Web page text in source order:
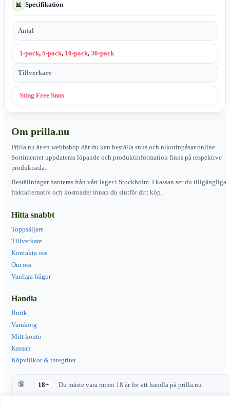
📊 Specifikation
Antal
1-pack, 5-pack, 10-pack, 30-pack
Tillverkare
Sting Free Snus
Om prilla.nu
Prilla.nu är en webbshop där du kan beställa snus och nikotinpåsar online.
Sortimentet uppdateras löpande och produktinformation finns på respektive
produktsida.
Beställningar hanteras från vårt lager i Stockholm. I kassan ser du tillgängliga
fraktalternativ och kostnader innan du slutför ditt köp.
Hitta snabbt
Toppsäljare
Tillverkare
Kontakta oss
Om oss
Vanliga frågor
Handla
Butik
Varukorg
Mitt konto
Kassan
Köpvillkor & integritet
18+ Du måste vara minst 18 år för att handla på prilla.nu